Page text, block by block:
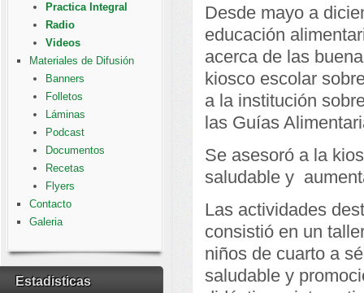
Practica Integral
Radio
Videos
Materiales de Difusión
Banners
Folletos
Láminas
Podcast
Documentos
Recetas
Flyers
Contacto
Galeria
Estadisticas
Desde mayo a
educación
acerca de las
kiosco escolar
a la institución
las Guías
Se asesoró a la
saludable y
Las actividades
consistió en un
niños de cuarto a
saludable y